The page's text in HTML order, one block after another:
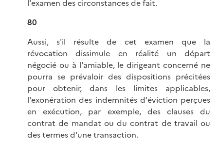
l'examen des circonstances de fait.
80
Aussi, s'il résulte de cet examen que la
révocation dissimule en réalité un départ
négocié ou à l'amiable, le dirigeant concerné ne
pourra se prévaloir des dispositions précitées
pour obtenir, dans les limites applicables,
l'exonération des indemnités d'éviction perçues
en exécution, par exemple, des clauses du
contrat de mandat ou du contrat de travail ou
des termes d'une transaction.